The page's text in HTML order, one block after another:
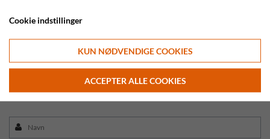
Cookie indstillinger
KUN NØDVENDIGE COOKIES
ACCEPTER ALLE COOKIES